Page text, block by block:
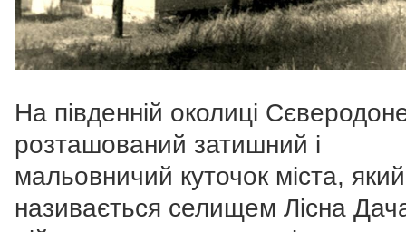
На південній околиці
розташований затишний і
мальовничий куточок міста, який
називається селищем Лісна